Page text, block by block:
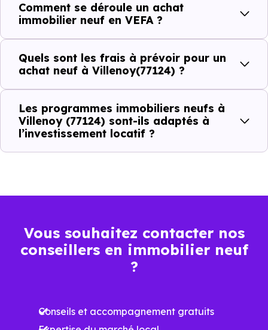
C'est souvent la première question. Voici les repères de
prix à connaître pour un achat immobilier à Villenoy
(77124) :
minimum
moyen
maximum
2 759 €
Ces prix varient selon la localisation dans la commune, la
d'explorer et de filtrer l'ensemble des programmes
Comment se déroule un achat
immobilier neuf en VEFA ?
Quels sont les frais à prévoir pour un
achat neuf à Villenoy(77124) ?
Les programmes immobiliers neufs à
Villenoy (77124) sont-ils adaptés à
l’investissement locatif ?
Vous souhaitez contacter nos
conseillers en immobilier neuf
?
Conseils et accompagnement gratuits